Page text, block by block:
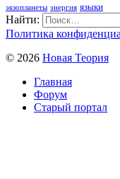
экзопланеты энергия языки
Найти:
Политика
© 2026 Новая Теория
Главная
Форум
Старый портал